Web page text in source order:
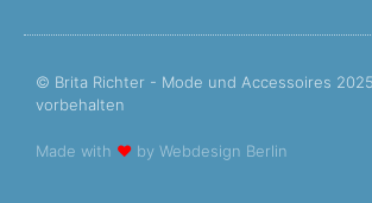
© Brita Richter - Mode und Accessoires
vorbehalten
Made with ❤ by Webdesign Berlin